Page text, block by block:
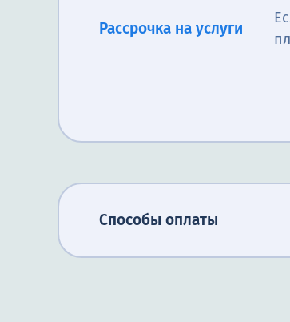
Рассрочка на услуги
Способы оплаты